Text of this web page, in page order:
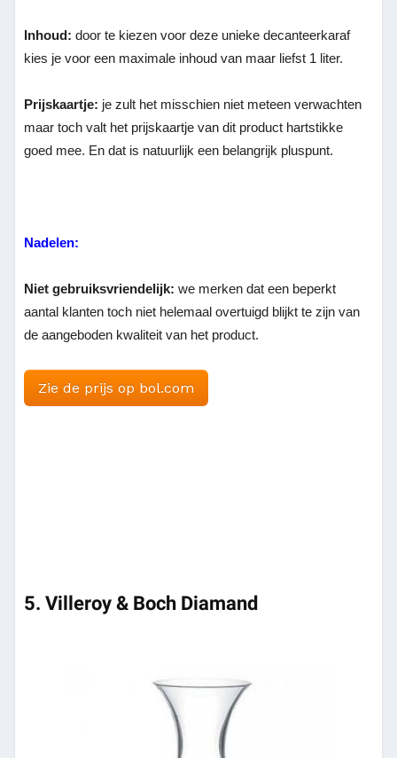
Inhoud:door te kiezen voor deze unieke decanteerkaraf
kies je voor een maximale inhoud van maar liefst 1 liter.
Prijskaartje: je zult het misschien niet meteen verwachten
maar toch valt het prijskaartje van dit product hartstikke
goed mee. En dat is natuurlijk een belangrijk pluspunt.
Nadelen:
Niet gebruiksvriendelijk:we merken dat een beperkt
aantal klanten toch niet helemaal overtuigd blijkt te zijn van
de aangeboden kwaliteit van het product.
Zie de prijs op bol.com
5. Villeroy & Boch Diamand